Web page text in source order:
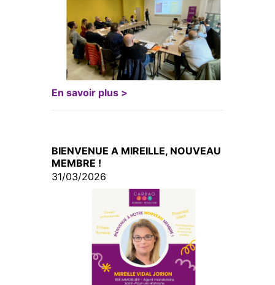
En savoir plus >
BIENVENUE A MIREILLE, NOUVEAU
MEMBRE !
31/03/2026